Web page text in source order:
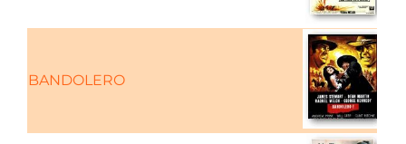
BANDOLERO